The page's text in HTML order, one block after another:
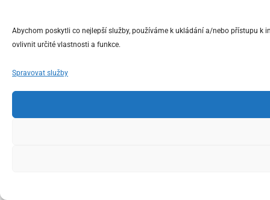
Abychom poskytli co nejlepší služby, používáme k ukládání a/nebo přístupu
ovlivnit určité vlastnosti a funkce.
Spravovat služby